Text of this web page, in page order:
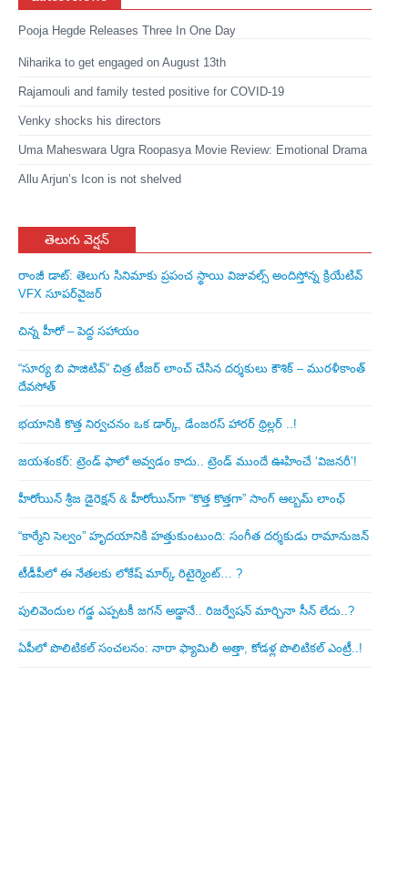
Pooja Hegde Releases Three In One Day
Niharika to get engaged on August 13th
Rajamouli and family tested positive for COVID-19
Venky shocks his directors
Uma Maheswara Ugra Roopasya Movie Review: Emotional Drama
Allu Arjun’s Icon is not shelved
తెలుగు వెర్షన్
రాంజీ డాట్: తెలుగు సినిమాకు ప్రపంచ స్థాయి విజువల్స్ అందిస్తోన్న క్రియేటివ్
VFX సూపర్‌వైజర్
చిన్న హీరో – పెద్ద సహాయం
“సూర్య బి పాజిటివ్” చిత్ర టీజర్ లాంచ్ చేసిన‌ దర్శకులు కౌశిక్ – మురళీకాంత్
దేవసోత్
భయానికి కొత్త నిర్వచనం ఒక డార్క్, డేంజరస్ హారర్ థ్రిల్లర్ ..!
జయశంకర్: ట్రెండ్‌ ఫాలో అవ్వడం కాదు.. ట్రెండ్‌ ముందే ఊహించే ‘విజనరీ’!
హీరోయిన్ శ్రీజ డైరెక్ష‌న్ & హీరోయిన్‌గా “కొత్త కొత్తగా” సాంగ్ ఆల్బమ్ లాంఛ్
“కార్మేని సెల్వం” హృదయానికి హత్తుకుంటుంది: సంగీత దర్శకుడు రామానుజన్
టీడీపీలో ఈ నేత‌ల‌కు లోకేష్ మార్క్ రిటైర్మెంట్‌… ?
పులివెందుల గ‌డ్డ ఎప్ప‌ట‌కీ జ‌గ‌న్ అడ్డానే.. రిజ‌ర్వేష‌న్ మార్చినా సీన్ లేదు..?
ఏపీలో పొలిటిక‌ల్ సంచ‌ల‌నం: నారా ఫ్యామిలీ అత్తా, కోడ‌ళ్ల పొలిటికల్ ఎంట్రీ..!